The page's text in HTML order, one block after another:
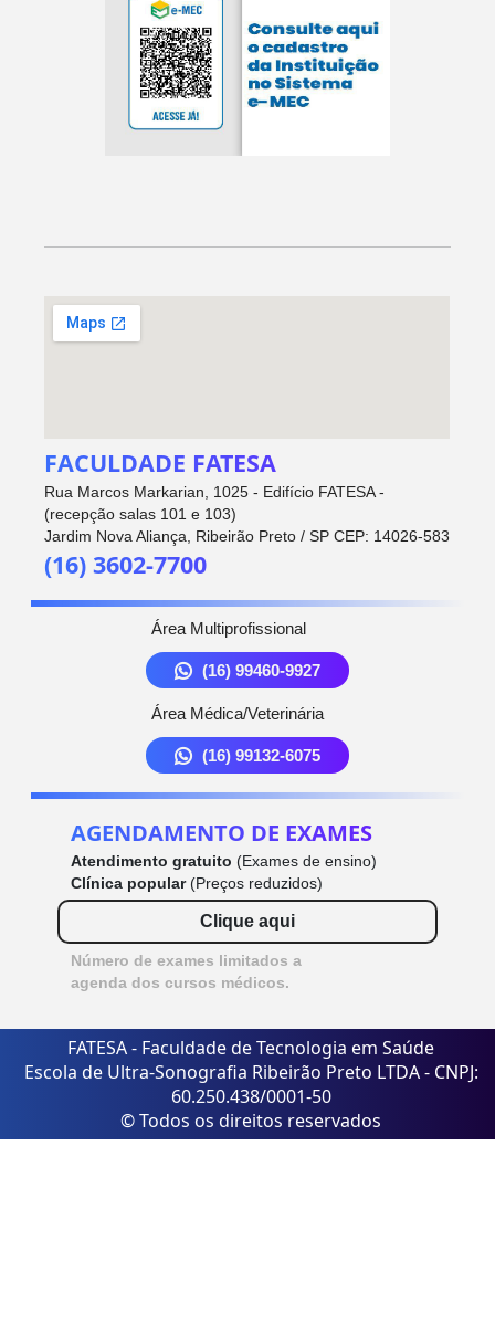
FACULDADE FATESA
Rua Marcos Markarian, 1025 - Edifício FATESA -
(recepção salas 101 e 103)
Jardim Nova Aliança, Ribeirão Preto / SP CEP: 14026-583
(16) 3602-7700
Área Multiprofissional
(16) 99460-9927
Área Médica/Veterinária
(16) 99132-6075
AGENDAMENTO DE EXAMES
Atendimento gratuito (Exames de ensino)
Clínica popular(Preços reduzidos)
Clique aqui
Número de exames limitados a
agenda dos cursos médicos.
FATESA - Faculdade de Tecnologia em Saúde
Escola de Ultra-Sonografia Ribeirão Preto LTDA - CNPJ:
60.250.438/0001-50
© Todos os direitos reservados